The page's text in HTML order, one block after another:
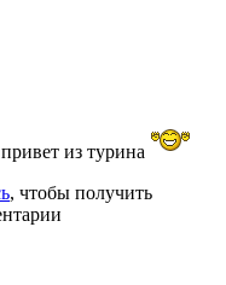
из турина
, чтобы получить